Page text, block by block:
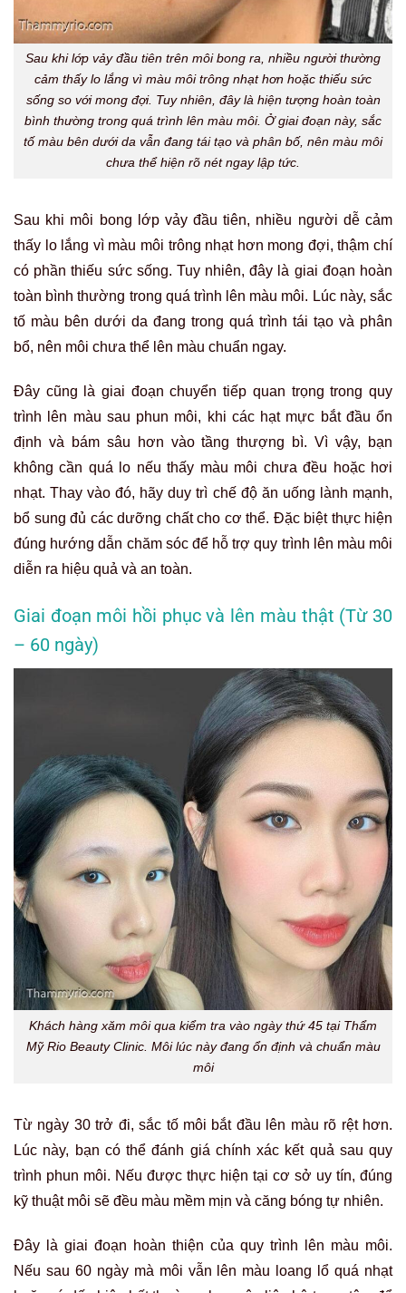
Sau khi lớp vảy đầu tiên trên môi bong ra, nhiều người thường
cảm thấy lo lắng vì màu môi trông nhạt hơn hoặc thiếu sức
sống so với mong đợi. Tuy nhiên, đây là hiện tượng hoàn toàn
bình thường trong quá trình lên màu môi. Ở giai đoạn này, sắc
tố màu bên dưới da vẫn đang tái tạo và phân bố, nên màu môi
chưa thể hiện rõ nét ngay lập tức.
Sau khi môi bong lớp vảy đầu tiên, nhiều người dễ cảm
thấy lo lắng vì màu môi trông nhạt hơn mong đợi, thậm chí
có phần thiếu sức sống. Tuy nhiên, đây là giai đoạn hoàn
toàn bình thường trong quá trình lên màu môi. Lúc này, sắc
tố màu bên dưới da đang trong quá trình tái tạo và phân
bổ, nên môi chưa thể lên màu chuẩn ngay.
Đây cũng là giai đoạn chuyển tiếp quan trọng trong quy
trình lên màu sau phun môi, khi các hạt mực bắt đầu ổn
định và bám sâu hơn vào tầng thượng bì. Vì vậy, bạn
không cần quá lo nếu thấy màu môi chưa đều hoặc hơi
nhạt. Thay vào đó, hãy duy trì chế độ ăn uống lành mạnh,
bổ sung đủ các dưỡng chất cho cơ thể. Đặc biệt thực hiện
đúng hướng dẫn chăm sóc để hỗ trợ quy trình lên màu môi
diễn ra hiệu quả và an toàn.
Giai đoạn môi hồi phục và lên màu thật (Từ 30
– 60 ngày)
Khách hàng xăm môi qua kiểm tra vào ngày thứ 45 tại Thẩm
Mỹ Rio Beauty Clinic. Môi lúc này đang ổn định và chuẩn màu
môi
Từ ngày 30 trở đi, sắc tố môi bắt đầu lên màu rõ rệt hơn.
Lúc này, bạn có thể đánh giá chính xác kết quả sau quy
trình phun môi. Nếu được thực hiện tại cơ sở uy tín, đúng
kỹ thuật môi sẽ đều màu mềm mịn và căng bóng tự nhiên.
Đây là giai đoạn hoàn thiện của quy trình lên màu môi.
Nếu sau 60 ngày mà môi vẫn lên màu loang lổ quá nhạt